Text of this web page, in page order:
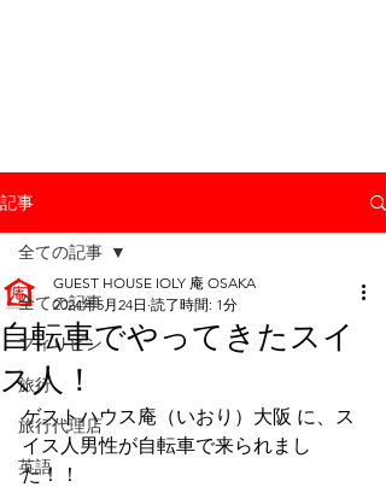
記事
全ての記事
フィリピン
旅行
旅行代理店
英語
全ての記事
自転車でやってきたスイ
ス人！
GUEST HOUSE IOLY 庵 OSAKA
2024年5月24日 読了時間: 1分
ゲストハウス庵（いおり）大阪 に、ス
イス人男性が自転車で来られまし
た！！